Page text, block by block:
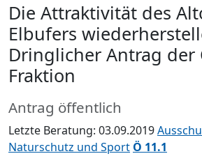
Die Attraktivität des
Elbufers
Dringlicher Antrag der
Fraktion
Antrag öffentlich
Letzte Beratung: 03.09.2019
Naturschutz und Sport Ö 11.1